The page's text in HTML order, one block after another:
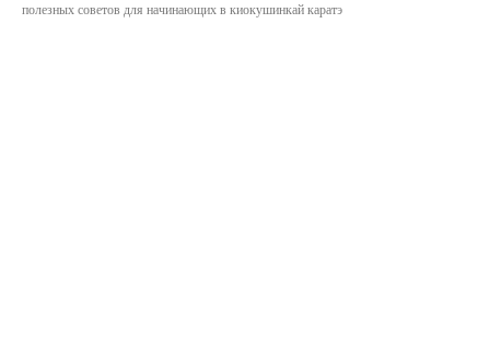
полезных советов для начинающих в киокушинкай каратэ